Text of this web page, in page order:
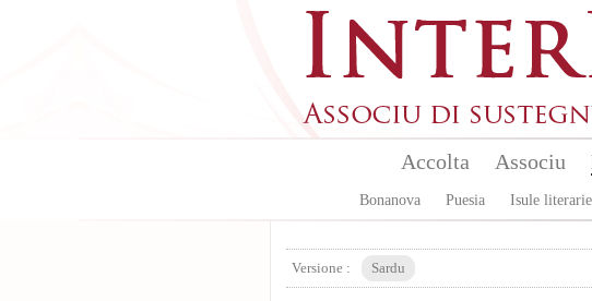
Accolta Associu
Bonanova Puesia Isule literarie
Versione : Sardu